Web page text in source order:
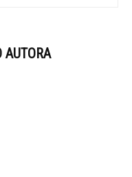
AUTORA